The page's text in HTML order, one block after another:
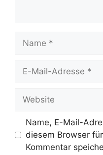
Name
Website
Name, E-Mail-
diesem Browser
Kommentar